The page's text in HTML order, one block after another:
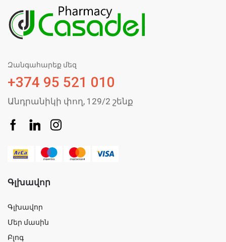
Զանգահարեք մեզ
+374 95 521 010
Անդրանիկի փող, 129/2 շենք
Գլխավոր
Գլխավոր
Մեր մասին
Բլոգ